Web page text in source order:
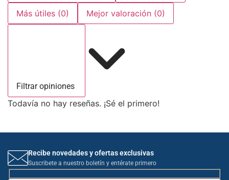
Más útiles (0) Mejor valoración (0)
Filtrar opiniones
Todavía no hay reseñas. ¡Sé el primero!
Recibe novedades y ofertas exclusivas
Suscribete a nuestro boletín y entérate primero